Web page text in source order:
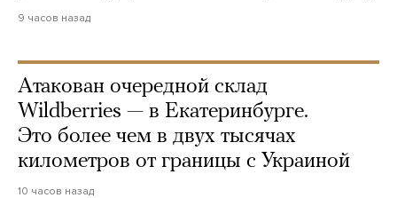
9 часов назад
Атакован очередной склад
Wildberries — в Екатеринбурге.
Это более чем в двух тысячах
километров от границы с Украиной
10 часов назад